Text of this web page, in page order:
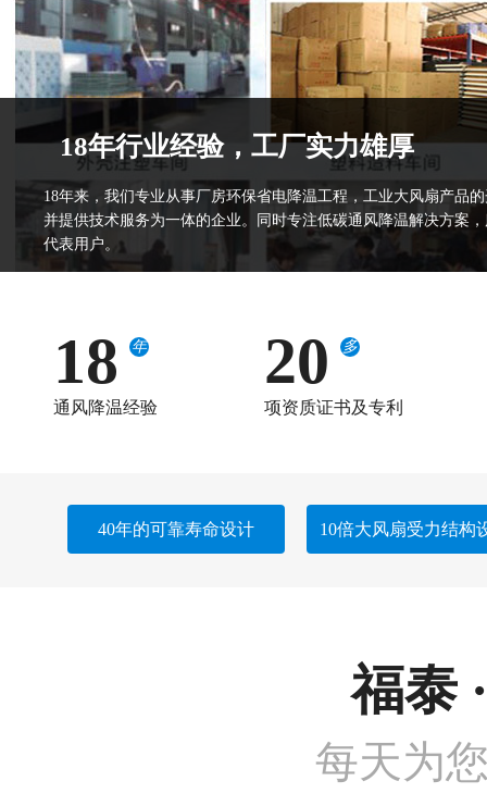
18年行业经验，工厂实力雄厚
18年来，我们专业从事厂房环保省电降温工程，工业大风扇产品
并提供技术服务为一体的企业。同时专注低碳通风降温解决方案
代表用户。
18 年
通风降温经验
20 多
项资质证书及专利
40年的可靠寿命设计 10倍大风扇受力结构
福泰
每天为